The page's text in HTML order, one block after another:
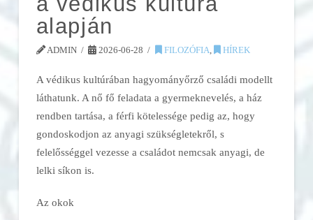
alapján
ADMIN 2026-06-28 FILOZÓFIA, HÍREK
A védikus kultúrában hagyományőrző családi modellt
láthatunk. A nő fő feladata a gyermeknevelés, a ház
rendben tartása, a férfi kötelessége pedig az, hogy
gondoskodjon az anyagi szükségletekről, s
felelősséggel vezesse a családot nemcsak anyagi, de
lelki síkon is.
Az okok